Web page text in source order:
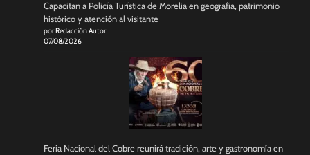
Capacitan a Policía Turística de Morelia en geografía, patrimonio
histórico y atención al visitante
por Redacción Autor
07/08/2026
Feria Nacional del Cobre reunirá tradición, arte y gastronomía en